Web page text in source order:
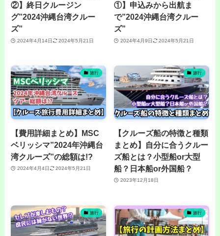
②】終日クルージン
グ”2024沖縄台湾クルー
ズ”
2024年4月14日 2024年5月21日
①】申込みから出航ま
で”2024沖縄台湾クルー
ズ”
2024年4月9日 2024年5月21日
旅行
【費用詳細まとめ】MSC
ベリッシマ”2024年沖縄台
湾クルーズ”の総額は!?
2024年4月4日 2024年5月21日
旅行
【クルーズ船の特徴と種類
まとめ】自分に合うクルー
ズ船とは？小型船or大型
船？日本船or外国船？
2023年12月18日
旅行 旅行